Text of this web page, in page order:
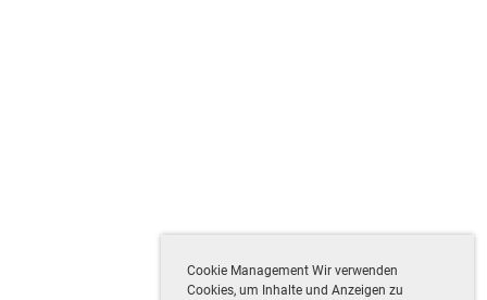
Cookie Management Wir verwenden
Cookies, um Inhalte und Anzeigen zu